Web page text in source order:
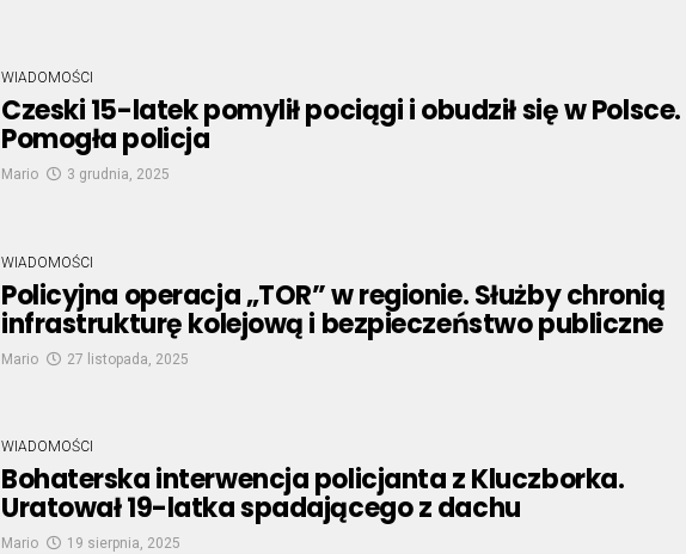
WIADOMOŚCI
Czeski 15-latek pomylił pociągi i obudził się w Polsce.
Pomogła policja
Mario 3 grudnia, 2025
WIADOMOŚCI
Policyjna operacja „TOR” w regionie. Służby chronią
infrastrukturę kolejową i bezpieczeństwo publiczne
Mario 27 listopada, 2025
WIADOMOŚCI
Bohaterska interwencja policjanta z Kluczborka.
Uratował 19-latka spadającego z dachu
Mario 19 sierpnia, 2025